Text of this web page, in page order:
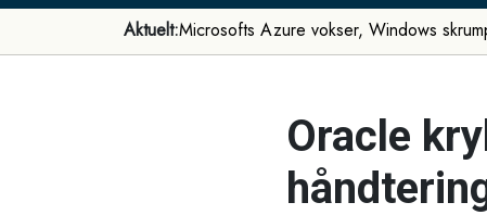
Aktuelt:Microsofts Azure vokser, Windows
Oracle